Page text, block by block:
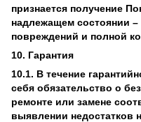
признается получение
надлежащем состоянии –
повреждений и полной
10. Гарантия
10.1. В течение
себя обязательство о
ремонте или замене
выявлении недостатков